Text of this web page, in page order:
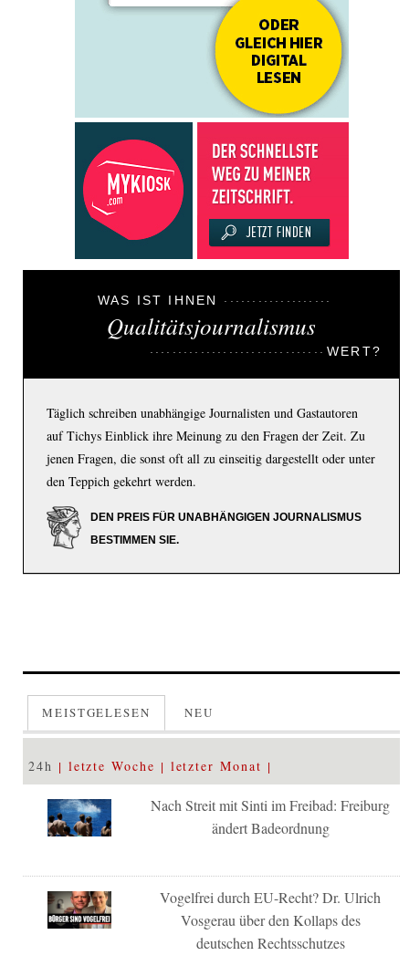
WAS IST IHNEN
Qualitätsjournalismus
WERT?
Täglich schreiben unabhängige Journalisten und Gastautoren
auf Tichys Einblick ihre Meinung zu den Fragen der Zeit. Zu
jenen Fragen, die sonst oft all zu einseitig dargestellt oder unter
den Teppich gekehrt werden.
DEN PREIS FÜR UNABHÄNGIGEN JOURNALISMUS
BESTIMMEN SIE.
MEISTGELESEN NEU
24h letzte Woche letzter Monat
Nach Streit mit Sinti im Freibad: Freiburg
ändert Badeordnung
Vogelfrei durch EU-Recht? Dr. Ulrich
Vosgerau über den Kollaps des
deutschen Rechtsschutzes